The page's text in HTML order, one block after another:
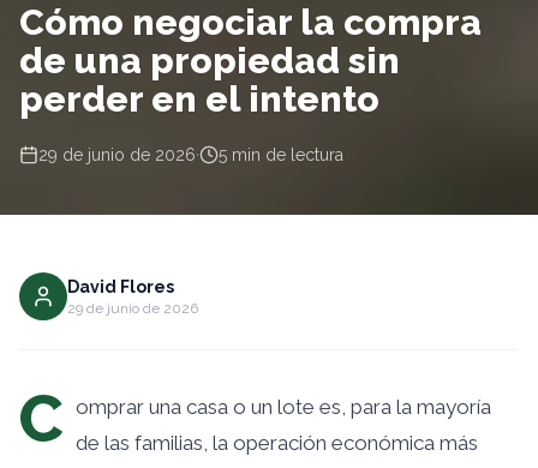
Cómo negociar la compra
de una propiedad sin
perder en el intento
29 de junio de 2026· 5 min de lectura
David Flores
29 de junio de 2026
C omprar una casa o un lote es, para la mayoría
de las familias, la operación económica más